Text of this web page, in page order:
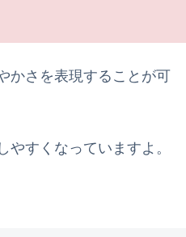
かさを表現することが可
すくなっていますよ。